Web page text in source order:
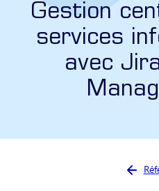
Gestion
services
avec
Vous